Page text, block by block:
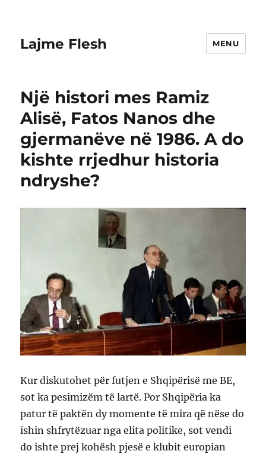
Lajme Flesh MENU
Një histori mes Ramiz
Alisë, Fatos Nanos dhe
gjermanëve në 1986. A do
kishte rrjedhur historia
ndryshe?
Kur diskutohet për futjen e Shqipërisë me BE,
sot ka pesimizëm të lartë. Por Shqipëria ka
patur të paktën dy momente të mira që nëse do
ishin shfrytëzuar nga elita politike, sot vendi
do ishte prej kohësh pjesë e klubit europian